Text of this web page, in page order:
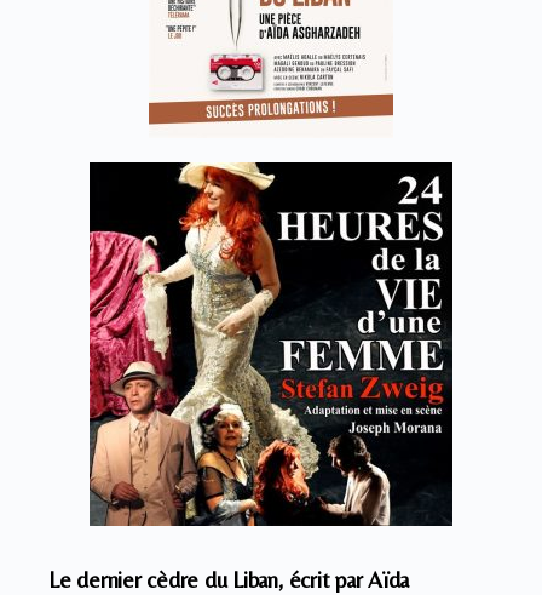
Le dernier cèdre du Liban, écrit par Aïda